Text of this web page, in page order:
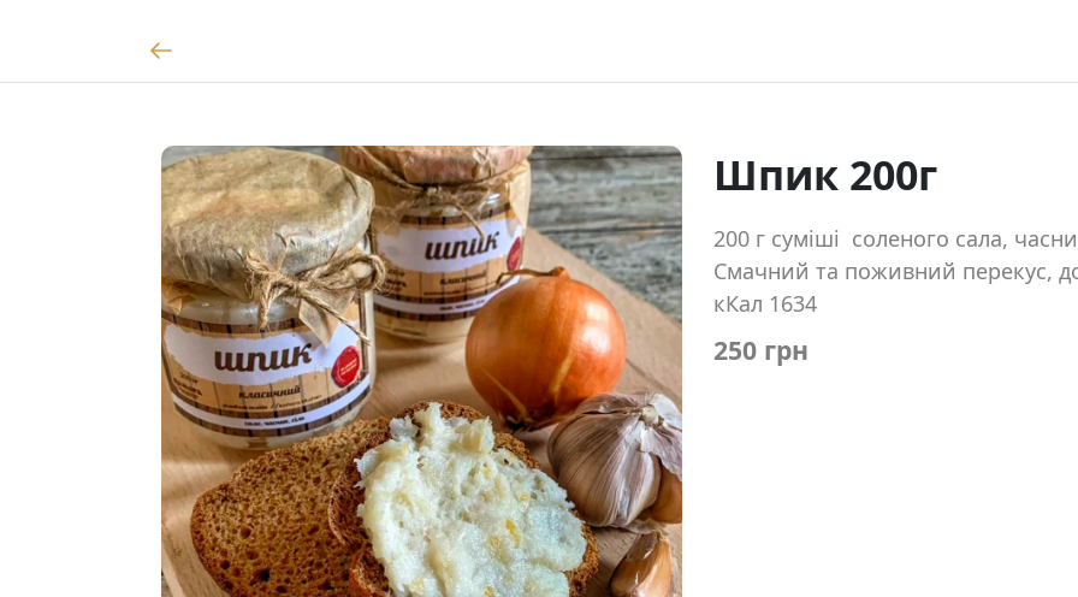
Шпик 200г
200 г суміші соленого сала,
Смачний та поживний перекус,
кКал 1634
250 грн